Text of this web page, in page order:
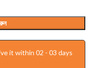
it within 02 - 03 days